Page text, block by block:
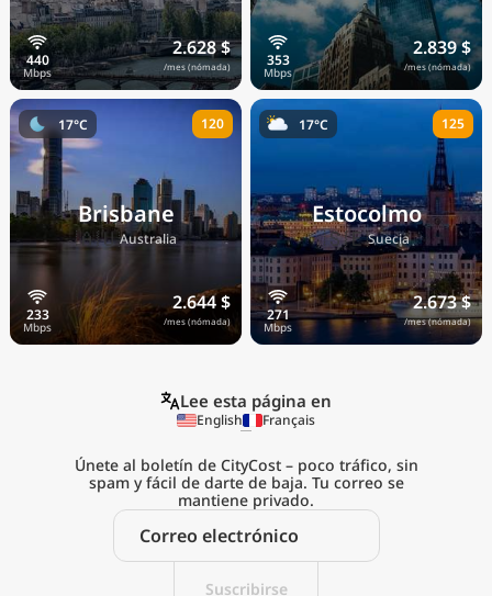
2.628 $
/mes (nómada)
2.839 $
/mes (nómada)
Brisbane
🇦🇺Australia
2.644 $
/mes (nómada)
17°C 120
Estocolmo
🇸🇪Suecia
2.673 $
/mes (nómada)
17°C 125
Explora el
coste de vida real
Lee esta página en
English Français
Suscribirse
Únete al boletín de CityCost – poco tráfico, sin
spam y fácil de darte de baja. Tu correo se
mantiene privado.